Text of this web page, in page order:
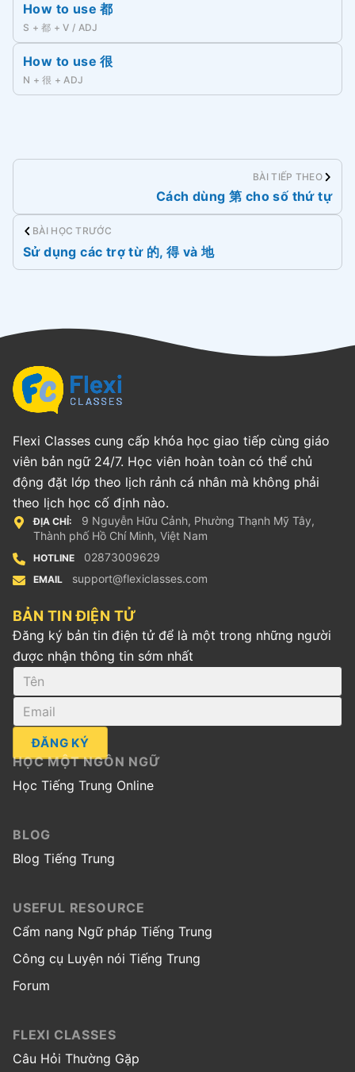
How to use 都
S + 都 + V / ADJ
How to use 很
N + 很 + ADJ
BÀI TIẾP THEO
Cách dùng 第 cho số thứ tự
BÀI HỌC TRƯỚC
Sử dụng các trợ từ 的, 得 và 地
Flexi Classes cung cấp khóa học giao tiếp cùng giáo
viên bản ngữ 24/7. Học viên hoàn toàn có thể chủ
động đặt lớp theo lịch rảnh cá nhân mà không phải
theo lịch học cố định nào.
ĐỊA CHỈ:
9 Nguyễn Hữu Cảnh, Phường Thạnh Mỹ Tây,
Thành phố Hồ Chí Minh, Việt Nam
HOTLINE 02873009629
EMAIL support@flexiclasses.com
BẢN TIN ĐIỆN TỬ
Đăng ký bản tin điện tử để là một trong những người
được nhận thông tin sớm nhất
ĐĂNG KÝ
HỌC MỘT NGÔN NGỮ
Học Tiếng Trung Online
BLOG
Blog Tiếng Trung
USEFUL RESOURCE
Cẩm nang Ngữ pháp Tiếng Trung
Công cụ Luyện nói Tiếng Trung
Forum
FLEXI CLASSES
Câu Hỏi Thường Gặp